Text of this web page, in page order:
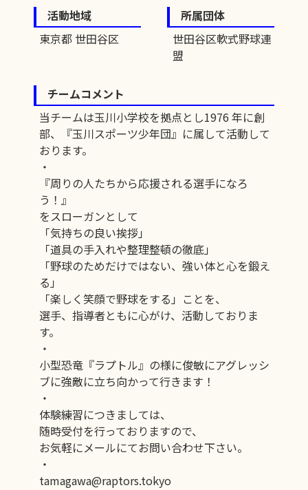
活動地域
東京都 世田谷区
所属団体
世田谷区軟式野球連
盟
チームコメント
当チームは玉川小学校を拠点とし1976 年に創
部、『玉川スポーツ少年団』に属して活動して
おります。
・
『周りの人たちから応援される選手になろ
う！』
をスローガンとして
「気持ちの良い挨拶」
「道具の手入れや整理整頓の徹底」
「野球のためだけではない、強い体と心を鍛え
る」
「楽しく笑顔で野球をする」ことを、
選手、指導者ともに心がけ、活動しておりま
す。
・
小型恐竜『ラプトル』の様に俊敏にアグレッシ
ブに強敵に立ち向かって行きます！
・
体験練習につきましては、
随時受付を行っておりますので、
お気軽にメールにてお問い合わせ下さい。
・
tamagawa@raptors.tokyo